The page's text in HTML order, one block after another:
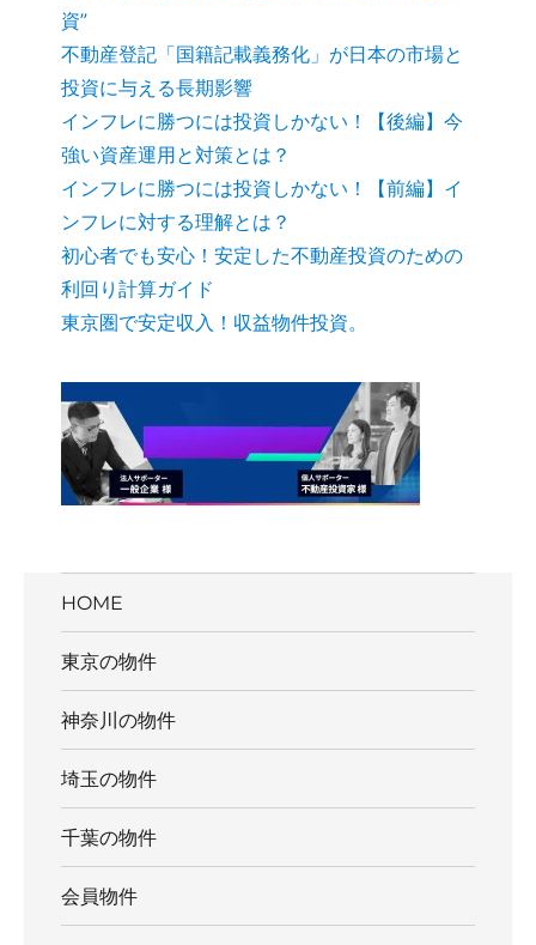
資”
不動産登記「国籍記載義務化」が日本の市場と
投資に与える長期影響
インフレに勝つには投資しかない！【後編】今
強い資産運用と対策とは？
インフレに勝つには投資しかない！【前編】イ
ンフレに対する理解とは？
初心者でも安心！安定した不動産投資のための
利回り計算ガイド
東京圏で安定収入！収益物件投資。
HOME
東京の物件
神奈川の物件
埼玉の物件
千葉の物件
会員物件